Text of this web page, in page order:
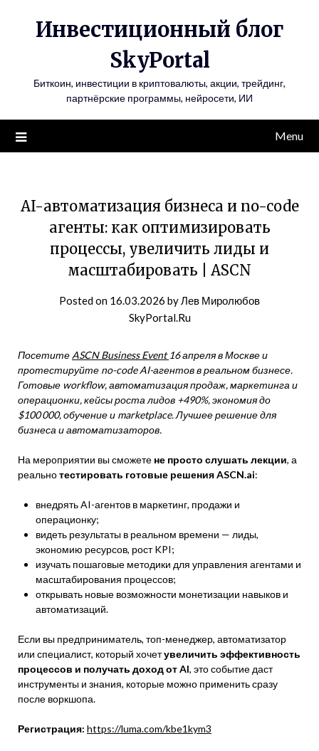
Инвестиционный блог
SkyPortal
Биткоин, инвестиции в криптовалюты, акции, трейдинг,
партнёрские программы, нейросети, ИИ
Menu
AI-автоматизация бизнеса и no-code
агенты: как оптимизировать
процессы, увеличить лиды и
масштабировать | ASCN
Posted on 16.03.2026 byЛев Миролюбов
SkyPortal.Ru
Посетите ASCN Business Event 16 апреля в Москве и
протестируйте no-code AI-агентов в реальном бизнесе.
Готовые workflow, автоматизация продаж, маркетинга и
операционки, кейсы роста лидов +490%, экономия до
$100 000, обучение и marketplace. Лучшее решение для
бизнеса и автоматизаторов.
На мероприятии вы сможете не просто слушать лекции, а
реальнотестировать готовые решения ASCN.ai:
внедрять AI-агентов в маркетинг, продажи и
операционку;
видеть результаты в реальном времени — лиды,
экономию ресурсов, рост KPI;
изучать пошаговые методики для управления агентами и
масштабирования процессов;
открывать новые возможности монетизации навыков и
автоматизаций.
Если вы предприниматель, топ-менеджер, автоматизатор
или специалист, который хочетувеличить эффективность
процессов и получать доход от AI, это событие даст
инструменты и знания, которые можно применить сразу
после воркшопа.
Регистрация: https://luma.com/kbe1kym3